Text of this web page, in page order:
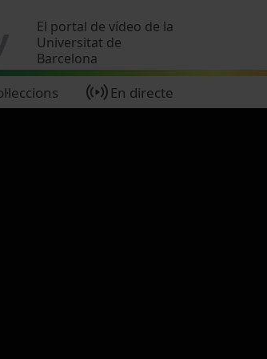
El portal de vídeo de la
Universitat de
Barcelona
En directe